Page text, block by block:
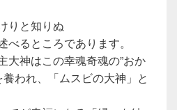
りと知りぬ
るところであります。
大神はこの幸魂奇魂の”おか
われ、「ムスビの大神」と